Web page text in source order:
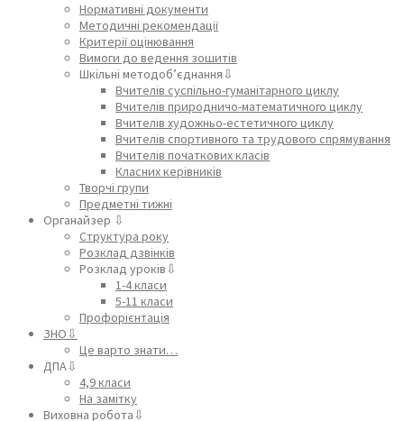
Нормативні документи
Методичні рекомендації
Критерії оцінювання
Вимоги до ведення зошитів
Шкільні методоб’єднання⇩
Вчителів суспільно-гуманітарного циклу
Вчителів природничо-математичного циклу
Вчителів художньо-естетичного циклу
Вчителів спортивного та трудового спрямування
Вчителів початкових класів
Класних керівників
Творчі групи
Предметні тижні
Органайзер ⇩
Структура року
Розклад дзвінків
Розклад уроків⇩
1-4 класи
5-11 класи
Профорієнтація
ЗНО⇩
Це варто знати…
ДПА⇩
4,9 класи
На замітку
Виховна робота⇩